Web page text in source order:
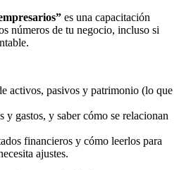
es una capacitación
números de tu negocio, incluso si
activos, pasivos y patrimonio (lo que
y gastos, y saber cómo se relacionan
financieros y cómo leerlos para
ajustes.